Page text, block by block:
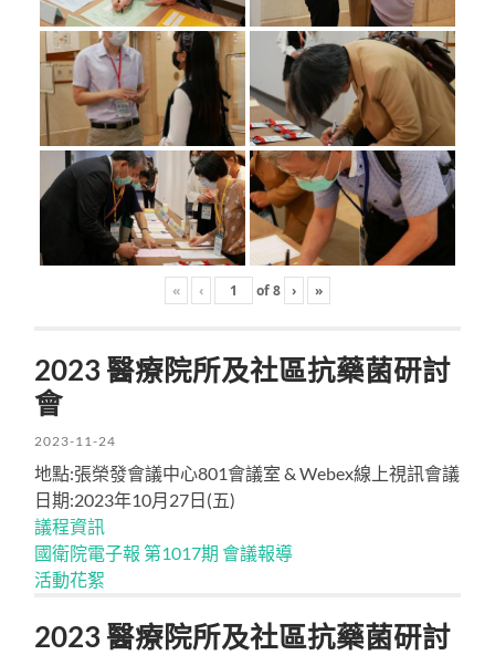
« ‹ of8 › »
2023 醫療院所及社區抗藥菌研討
會
2023-11-24
地點:張榮發會議中心801會議室 & Webex線上視訊會議
日期:2023年10月27日(五)
議程資訊
國衛院電子報 第1017期 會議報導
活動花絮
2023 醫療院所及社區抗藥菌研討